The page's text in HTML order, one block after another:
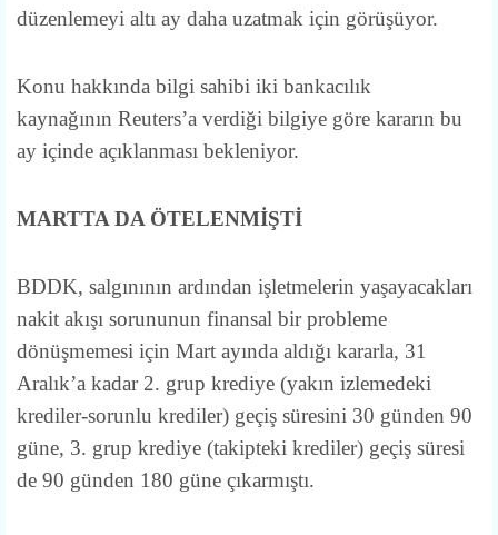
düzenlemeyi altı ay daha uzatmak için görüşüyor.
Konu hakkında bilgi sahibi iki bankacılık
kaynağının Reuters’a verdiği bilgiye göre kararın bu
ay içinde açıklanması bekleniyor.
MARTTA DA ÖTELENMİŞTİ
BDDK, salgınının ardından işletmelerin yaşayacakları
nakit akışı sorununun finansal bir probleme
dönüşmemesi için Mart ayında aldığı kararla, 31
Aralık’a kadar 2. grup krediye (yakın izlemedeki
krediler-sorunlu krediler) geçiş süresini 30 günden 90
güne, 3. grup krediye (takipteki krediler) geçiş süresi
de 90 günden 180 güne çıkarmıştı.